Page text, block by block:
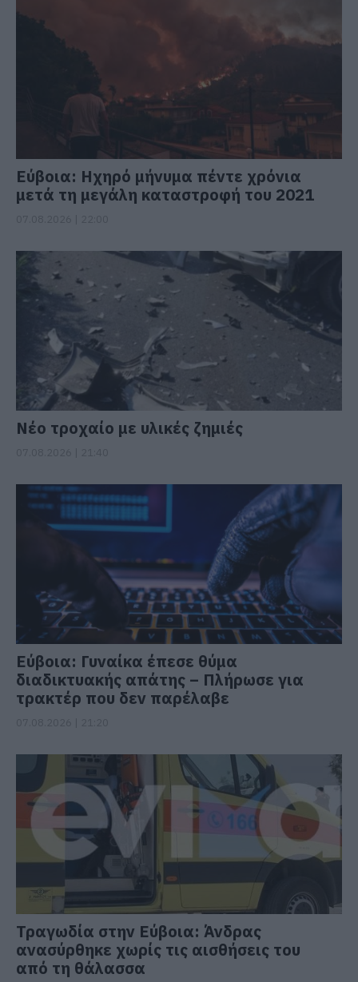
Εύβοια: Ηχηρό μήνυμα πέντε χρόνια
μετά τη μεγάλη καταστροφή του 2021
Νέο τροχαίο με υλικές ζημιές
Εύβοια: Γυναίκα έπεσε θύμα
διαδικτυακής απάτης – Πλήρωσε για
τρακτέρ που δεν παρέλαβε
Τραγωδία στην Εύβοια: Άνδρας
ανασύρθηκε χωρίς τις αισθήσεις του
από τη θάλασσα